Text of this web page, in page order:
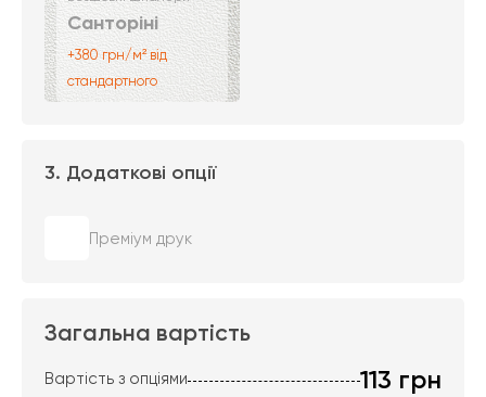
Санторіні
+380 грн/м² від
стандартного
3. Додаткові опції
Преміум друк
Загальна вартість
Вартість з опціями 113 грн